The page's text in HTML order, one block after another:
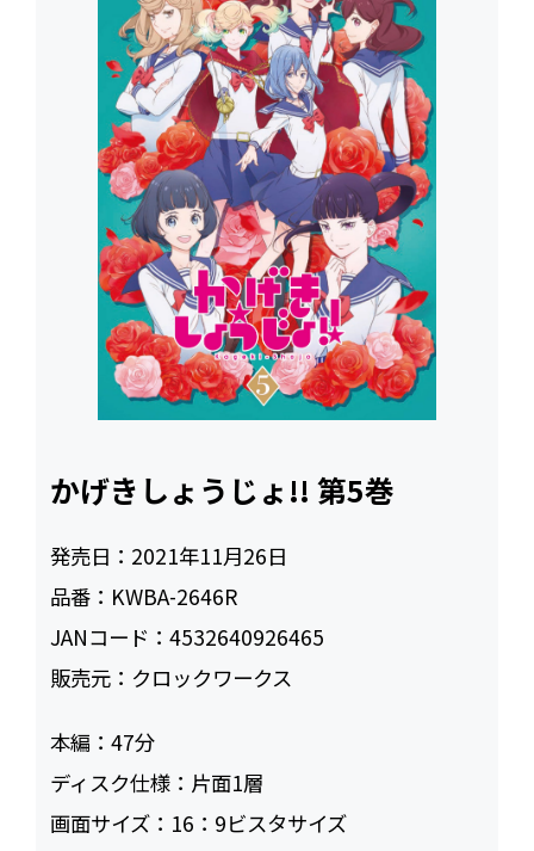
かげきしょうじょ!! 第5巻
発売日： 2021年11月26日
品番： KWBA-2646R
JANコード：4532640926465
販売元： クロックワークス
本編：47
ディスク仕様： 片面1層
画面サイズ： 16：9ビスタサイズ